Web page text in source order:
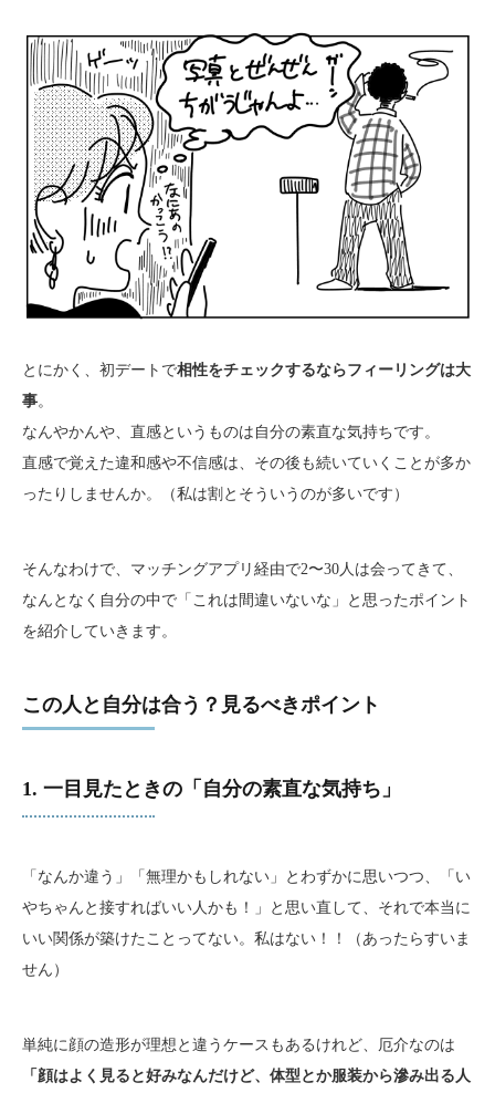
とにかく、初デートで相性をチェックするならフィーリングは大
事。
なんやかんや、直感というものは自分の素直な気持ちです。
直感で覚えた違和感や不信感は、その後も続いていくことが多か
ったりしませんか。（私は割とそういうのが多いです）
そんなわけで、マッチングアプリ経由で2〜30人は会ってきて、
なんとなく自分の中で「これは間違いないな」と思ったポイント
を紹介していきます。
この人と自分は合う？見るべきポイント
1. 一目見たときの「自分の素直な気持ち」
「なんか違う」「無理かもしれない」とわずかに思いつつ、「い
やちゃんと接すればいい人かも！」と思い直して、それで本当に
いい関係が築けたことってない。私はない！！（あったらすいま
せん）
単純に顔の造形が理想と違うケースもあるけれど、厄介なのは
「顔はよく見ると好みなんだけど、体型とか服装から滲み出る人